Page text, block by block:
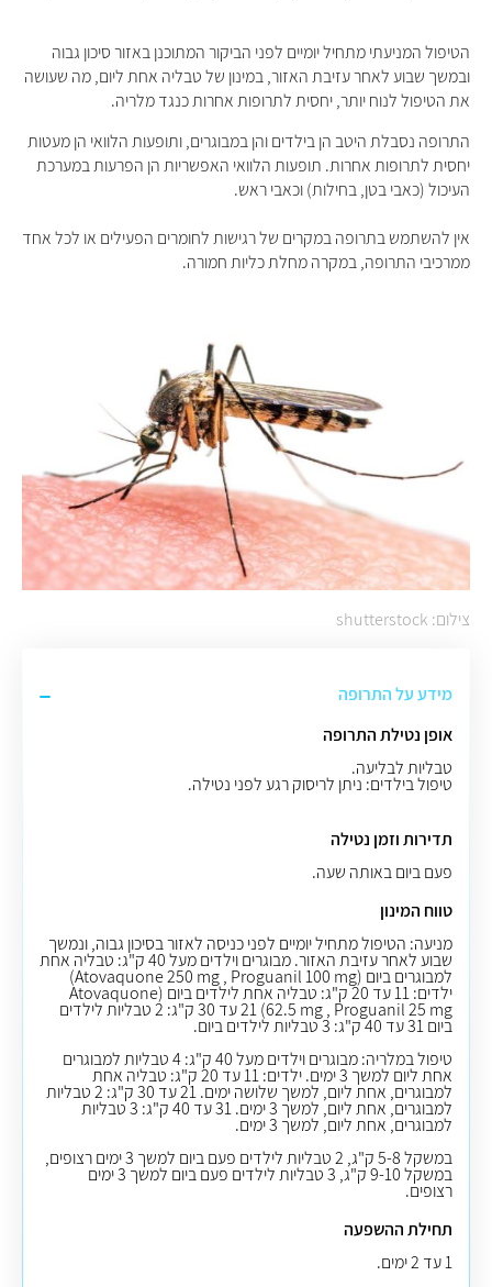
הטיפול המניעתי מתחיל יומיים לפני הביקור המתוכנן באזור סיכון גבוה
ובמשך שבוע לאחר עזיבת האזור, במינון של טבליה אחת ליום, מה שעושה
את הטיפול לנוח יותר, יחסית לתרופות אחרות כנגד מלריה.
התרופה נסבלת היטב הן בילדים והן במבוגרים, ותופעות הלוואי הן מעטות
יחסית לתרופות אחרות. תופעות הלוואי האפשריות הן הפרעות במערכת
העיכול (כאבי בטן, בחילות) וכאבי ראש.
אין להשתמש בתרופה במקרים של רגישות לחומרים הפעילים או לכל אחד
ממרכיבי התרופה, במקרה מחלת כליות חמורה.
צילום: shutterstock
מידע על התרופה
אופן נטילת התרופה
טבליות לבליעה.
טיפול בילדים: ניתן לריסוק רגע לפני נטילה.
תדירות וזמן נטילה
פעם ביום באותה שעה.
טווח המינון
מניעה: הטיפול מתחיל יומיים לפני כניסה לאזור בסיכון גבוה, ונמשך
שבוע לאחר עזיבת האזור. מבוגרים וילדים מעל 40 ק"ג: טבליה אחת
למבוגרים ביום (Atovaquone 250 mg , Proguanil 100 mg)
ילדים: 11 עד 20 ק"ג: טבליה אחת לילדים ביום (Atovaquone
62.5 mg , Proguanil 25 mg) 21 עד 30 ק"ג: 2 טבליות לילדים
ביום 31 עד 40 ק"ג: 3 טבליות לילדים ביום.
טיפול במלריה: מבוגרים וילדים מעל 40 ק"ג: 4 טבליות למבוגרים
אחת ליום למשך 3 ימים. ילדים: 11 עד 20 ק"ג: טבליה אחת
למבוגרים, אחת ליום, למשך שלושה ימים. 21 עד 30 ק"ג: 2 טבליות
למבוגרים, אחת ליום, למשך 3 ימים. 31 עד 40 ק"ג: 3 טבליות
למבוגרים, אחת ליום, למשך 3 ימים.
במשקל 5-8 ק"ג, 2 טבליות לילדים פעם ביום למשך 3 ימים רצופים,
במשקל 9-10 ק"ג, 3 טבליות לילדים פעם ביום למשך 3 ימים
רצופים.
תחילת ההשפעה
1 עד 2 ימים.